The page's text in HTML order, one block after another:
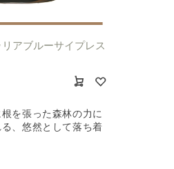
アブルーサイプレス
を張った森林の力に
、悠然として落ち着